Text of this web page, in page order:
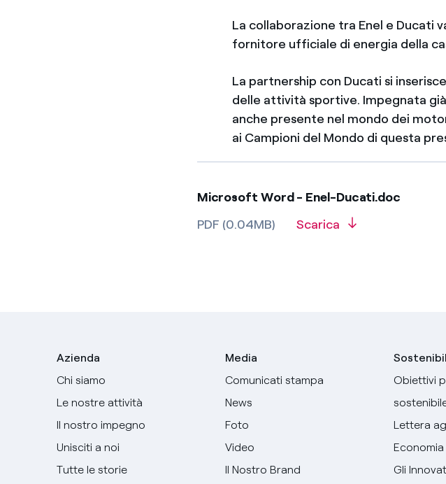
La collaborazione tra Enel e Ducati
fornitore ufficiale di energia della
La partnership con Ducati si
delle attività sportive. Impegnata
anche presente nel mondo dei
ai Campioni del Mondo di questa
Microsoft Word - Enel-Ducati.doc
PDF (0.04MB)
Scarica
Azienda
Chi siamo
Le nostre attività
Il nostro impegno
Unisciti a noi
Tutte le storie
Media
Comunicati stampa
News
Foto
Video
Il Nostro Brand
Obiettivi
Lettera
Gli